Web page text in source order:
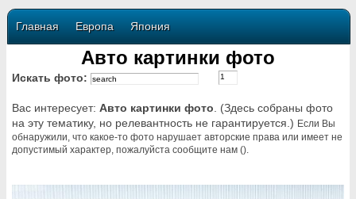
Главная Европа Япония
Авто картинки фото
Искать фото:
Вас интересует: Авто картинки фото . (Здесь собраны фото
на эту тематику, но релевантность не гарантируется.) Если Вы
обнаружили, что какое-то фото нарушает авторские права или имеет не
допустимый характер, пожалуйста сообщите нам ().